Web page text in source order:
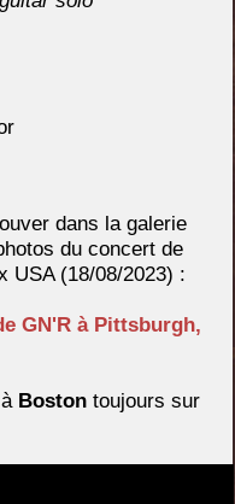
dans la galerie
du concert de
USA (18/08/2023) :
GN'R à Pittsburgh,
Boston toujours sur